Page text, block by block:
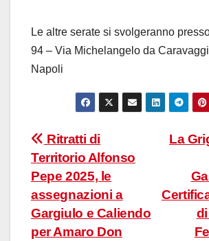
Le altre serate si svolgeranno
94 – Via Michelangelo da
Napoli
Navigazione
articoli
La
Ritratti di
Territorio Alfonso
Pepe 2025, le
assegnazioni a
Gargiulo e Caliendo
per Amaro Don